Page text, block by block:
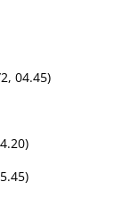
04.45)